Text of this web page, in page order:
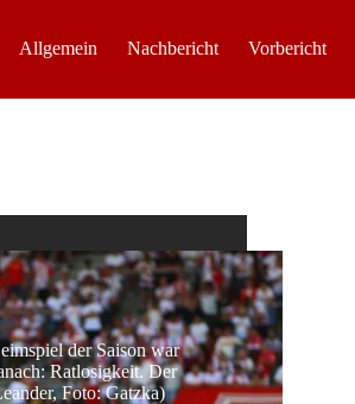
Allgemein Nachbericht Vorbericht
der Saison war
Ratlosigkeit. Der
Foto: Gatzka)